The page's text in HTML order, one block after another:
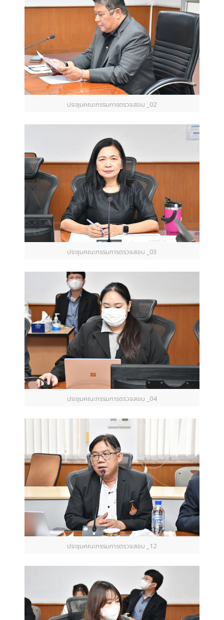
ประชุมคณะกรรมการตรวจสอบ _02
ประชุมคณะกรรมการตรวจสอบ _03
ประชุมคณะกรรมการตรวจสอบ _04
ประชุมคณะกรรมการตรวจสอบ _12